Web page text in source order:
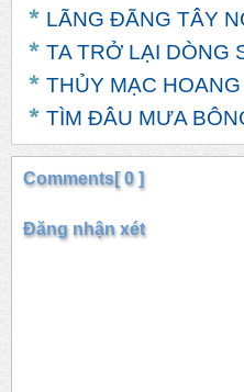
LÃNG ĐÃNG TÂY
TA TRỞ LẠI DÒNG
THỦY MẠC
TÌM ĐÂU MƯA
Comments[ 0 ]
Đăng nhận xét